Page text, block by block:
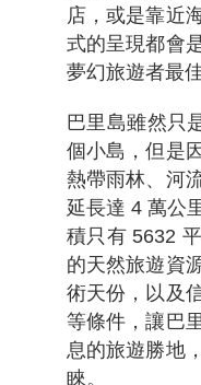
店，或是靠近
式的呈現都會
夢幻旅遊者最
巴里島雖然只
個小島，但是
熱帶雨林、河
延長達 4 萬公
積只有 5632
的天然旅遊資
術天份，以及
等條件，讓巴
息的旅遊勝地
睞。